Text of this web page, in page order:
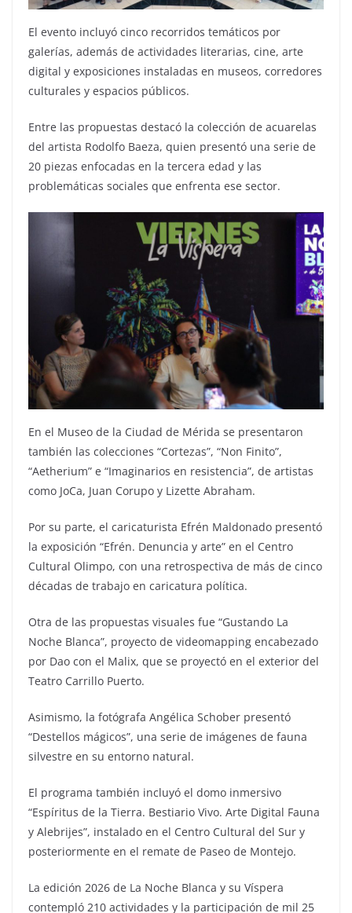
El evento incluyó cinco recorridos temáticos por
galerías, además de actividades literarias, cine, arte
digital y exposiciones instaladas en museos, corredores
culturales y espacios públicos.
Entre las propuestas destacó la colección de acuarelas
del artista Rodolfo Baeza, quien presentó una serie de
20 piezas enfocadas en la tercera edad y las
problemáticas sociales que enfrenta ese sector.
En el Museo de la Ciudad de Mérida se presentaron
también las colecciones “Cortezas”, “Non Finito”,
“Aetherium” e “Imaginarios en resistencia”, de artistas
como JoCa, Juan Corupo y Lizette Abraham.
Por su parte, el caricaturista Efrén Maldonado presentó
la exposición “Efrén. Denuncia y arte” en el Centro
Cultural Olimpo, con una retrospectiva de más de cinco
décadas de trabajo en caricatura política.
Otra de las propuestas visuales fue “Gustando La
Noche Blanca”, proyecto de videomapping encabezado
por Dao con el Malix, que se proyectó en el exterior del
Teatro Carrillo Puerto.
Asimismo, la fotógrafa Angélica Schober presentó
“Destellos mágicos”, una serie de imágenes de fauna
silvestre en su entorno natural.
El programa también incluyó el domo inmersivo
“Espíritus de la Tierra. Bestiario Vivo. Arte Digital Fauna
y Alebrijes”, instalado en el Centro Cultural del Sur y
posteriormente en el remate de Paseo de Montejo.
La edición 2026 de La Noche Blanca y su Víspera
contempló 210 actividades y la participación de mil 25